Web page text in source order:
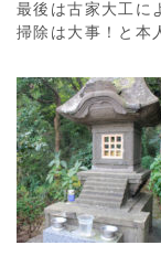
最後は古家大工に
掃除は大事！と本